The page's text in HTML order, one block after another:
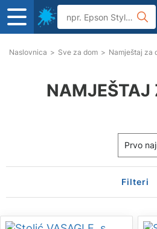
Naslovnica > Sve za dom > Namještaj za
NAMJEŠTAJ
Filteri